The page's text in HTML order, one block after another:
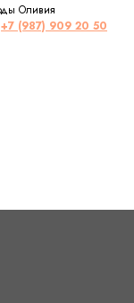
Оливия
+7 (987) 909 20 50